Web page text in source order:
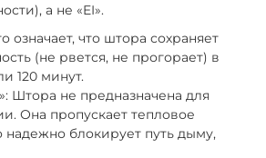
а не «EI».
означает, что штора сохраняет
(не рвется, не прогорает) в
120 минут.
Штора не предназначена для
Она пропускает тепловое
надежно блокирует путь дыму,